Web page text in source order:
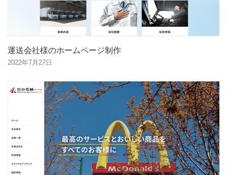
運送会社様のホームページ制作
2022年7月27日